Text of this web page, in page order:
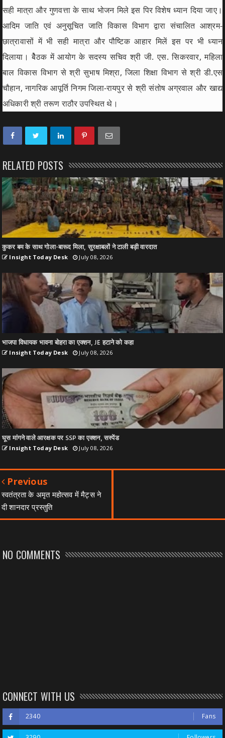
सही मात्रा और गुणवत्ता के साथ भोजन मिले इस पिर विशेष ध्यान दिया जाए।
आदिम जाति एवं अनुसूचित जाति विकास विभाग द्वारा संचालित आश्रम-
छात्रावासों में भी सही मात्रा और पौष्टिक आहार मिलें इस पर भी ध्यान
दिलाया। बैेठक में आयोग के सदस्य सचिव श्री जी. एस. सिकरवार, महिला
बाल विकास विभाग से श्री सुभाष मिश्रा, जिला शिक्षा विभाग से श्री डी.एस
चौहान, नागरिक आपूर्ति निगम जिला-रायपुर से श्री संतोष अग्रवाल और खाद्य
अधिकारी श्री तरूण राठौर उपस्थित थे।
RELATED POSTS
कुकर बम के साथ गोला-बारूद मिला, सुरक्षाबलों ने टाली बड़ी वारदात
Insight Today Desk July 08, 2026
भाजपा विधायक भावना बोहरा का एक्शन, JE हटाने को कहा
Insight Today Desk July 08, 2026
घूस मांगने वाले आरक्षक पर SSP का एक्शन, सस्पेंड
Insight Today Desk July 08, 2026
Previous
स्वतंत्रता के अमृत महोत्सव में मैट्स ने
दी शानदार प्रस्तुति
NO COMMENTS
CONNECT WITH US
2340 Fans